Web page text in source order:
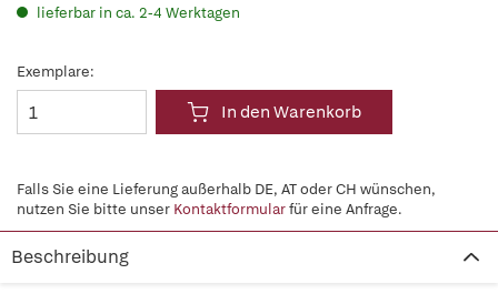
lieferbar in ca. 2-4 Werktagen
Exemplare:
In den Warenkorb
Falls Sie eine Lieferung außerhalb DE, AT oder CH wünschen,
nutzen Sie bitte unser Kontaktformularfür eine Anfrage.
Beschreibung